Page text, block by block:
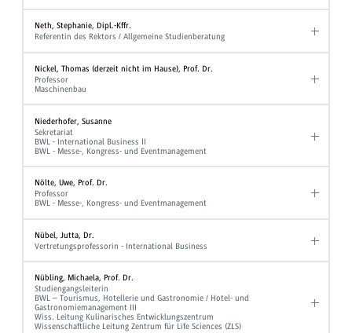
Neth, Stephanie, Dipl.-Kffr.
Referentin des Rektors / Allgemeine Studienberatung
Nickel, Thomas (derzeit nicht im Hause), Prof. Dr.
Professor
Maschinenbau
Niederhofer, Susanne
Sekretariat
BWL - International Business II
BWL - Messe-, Kongress- und Eventmanagement
Nölte, Uwe, Prof. Dr.
Professor
BWL - Messe-, Kongress- und Eventmanagement
Nübel, Jutta, Dr.
Vertretungsprofessorin - International Business
Nübling, Michaela, Prof. Dr.
Studiengangsleiterin
BWL – Tourismus, Hotellerie und Gastronomie / Hotel- und
Gastronomiemanagement III
Wiss. Leitung Kulinarisches Entwicklungszentrum
Wissenschaftliche Leitung Zentrum für Life Sciences (ZLS)